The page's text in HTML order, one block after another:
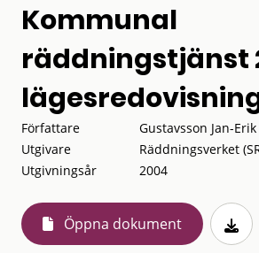
Kommunal
räddningstjänst
Författare
Gustavsson Jan-Erik
Utgivare
Räddningsverket
Utgivningsår
2004
Öppna dokument